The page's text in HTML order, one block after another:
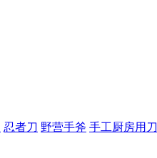
忍者刀 野营手斧 手工厨房用刀